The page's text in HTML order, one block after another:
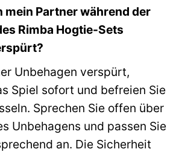
mein Partner während der
Rimba Hogtie-Sets
Unbehagen verspürt,
Spiel sofort und befreien Sie
Sprechen Sie offen über
Unbehagens und passen Sie
an. Die Sicherheit